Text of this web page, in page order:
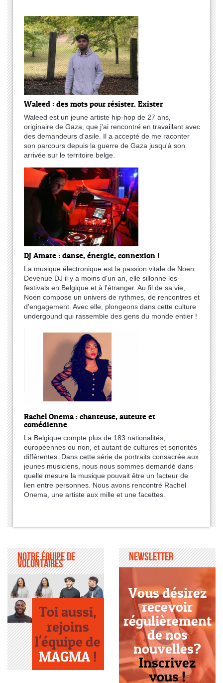
Waleed : des mots pour résister. Exister
Waleed est un jeune artiste hip-hop de 27 ans,
originaire de Gaza, que j'ai rencontré en travaillant avec
des demandeurs d'asile. Il a accepté de me raconter
son parcours depuis la guerre de Gaza jusqu'à son
arrivée sur le territoire belge.
DJ Amare : danse, énergie, connexion !
La musique électronique est la passion vitale de Noen.
Devenue DJ il y a moins d'un an, elle sillonne les
festivals en Belgique et à l'étranger. Au fil de sa vie,
Noen compose un univers de rythmes, de rencontres et
d'engagement. Avec elle, plongeons dans cette culture
undergound qui rassemble des gens du monde entier !
Rachel Onema : chanteuse, auteure et
comédienne
La Belgique compte plus de 183 nationalités,
européennes ou non, et autant de cultures et sonorités
différentes. Dans cette série de portraits consacrée aux
jeunes musiciens, nous nous sommes demandé dans
quelle mesure la musique pouvait être un facteur de
lien entre personnes. Nous avons rencontré Rachel
Onema, une artiste aux mille et une facettes.
Notre équipe de
volontaires
Toi aussi,
rejoins
l'équipe de
MAGMA !
Newsletter
Vous désirez
recevoir
régulièrement
de nos
nouvelles?
Inscrivez
vous !